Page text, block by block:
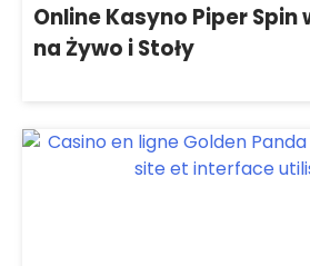
Online Kasyno Piper Spin
na Żywo i Stoły